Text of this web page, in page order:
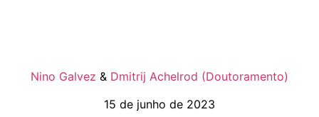
15 de junho de 2023
Nino Galvez & Dmitrij Achelrod (Doutoramento)